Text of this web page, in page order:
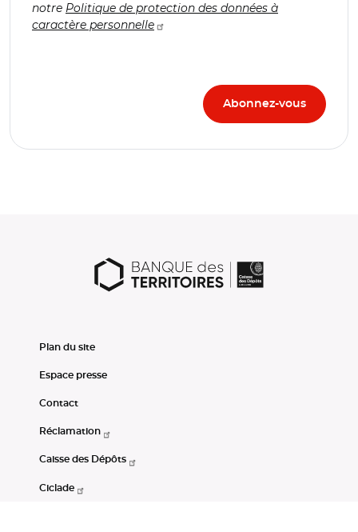
notre Politique de protection des données à
caractère personnelle
Plan du site
Espace presse
Contact
Réclamation
Caisse des Dépôts
Ciclade